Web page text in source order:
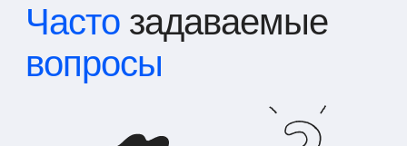
Часто задаваемые
вопросы